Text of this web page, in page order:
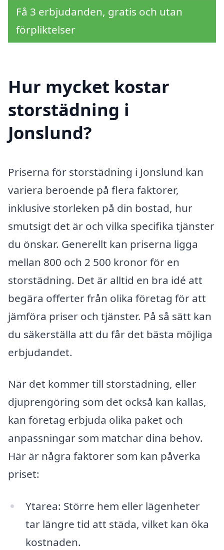
Få 3 erbjudanden, gratis och utan
förpliktelser
Hur mycket kostar
storstädning i
Jonslund?
Priserna för storstädning i Jonslund kan
variera beroende på flera faktorer,
inklusive storleken på din bostad, hur
smutsigt det är och vilka specifika tjänster
du önskar. Generellt kan priserna ligga
mellan 800 och 2 500 kronor för en
storstädning. Det är alltid en bra idé att
begära offerter från olika företag för att
jämföra priser och tjänster. På så sätt kan
du säkerställa att du får det bästa möjliga
erbjudandet.
När det kommer till storstädning, eller
djuprengöring som det också kan kallas,
kan företag erbjuda olika paket och
anpassningar som matchar dina behov.
Här är några faktorer som kan påverka
priset:
Ytarea: Större hem eller lägenheter
tar längre tid att städa, vilket kan öka
kostnaden.